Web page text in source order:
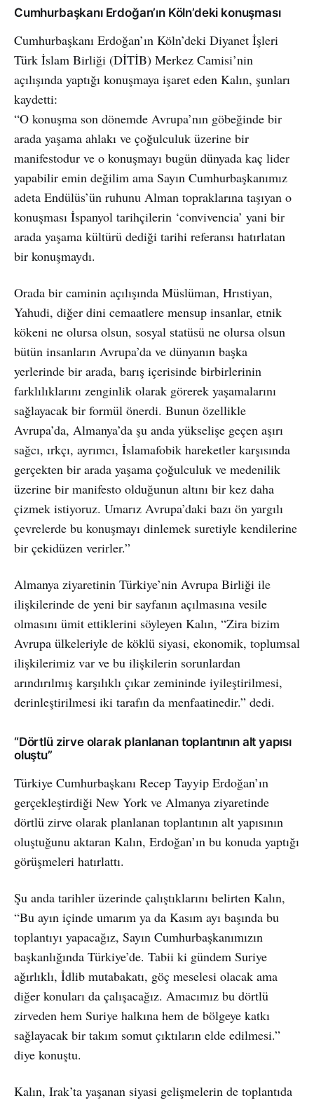
Cumhurbaşkanı Erdoğan’ın Köln’deki konuşması
Cumhurbaşkanı Erdoğan’ın Köln’deki Diyanet İşleri
Türk İslam Birliği (DİTİB) Merkez Camisi’nin
açılışında yaptığı konuşmaya işaret eden Kalın, şunları
kaydetti:
“O konuşma son dönemde Avrupa’nın göbeğinde bir
arada yaşama ahlakı ve çoğulculuk üzerine bir
manifestodur ve o konuşmayı bugün dünyada kaç lider
yapabilir emin değilim ama Sayın Cumhurbaşkanımız
adeta Endülüs’ün ruhunu Alman topraklarına taşıyan o
konuşması İspanyol tarihçilerin ‘convivencia’ yani bir
arada yaşama kültürü dediği tarihi referansı hatırlatan
bir konuşmaydı.
Orada bir caminin açılışında Müslüman, Hrıstiyan,
Yahudi, diğer dini cemaatlere mensup insanlar, etnik
kökeni ne olursa olsun, sosyal statüsü ne olursa olsun
bütün insanların Avrupa’da ve dünyanın başka
yerlerinde bir arada, barış içerisinde birbirlerinin
farklılıklarını zenginlik olarak görerek yaşamalarını
sağlayacak bir formül önerdi. Bunun özellikle
Avrupa’da, Almanya’da şu anda yükselişe geçen aşırı
sağcı, ırkçı, ayrımcı, İslamafobik hareketler karşısında
gerçekten bir arada yaşama çoğulculuk ve medenilik
üzerine bir manifesto olduğunun altını bir kez daha
çizmek istiyoruz. Umarız Avrupa’daki bazı ön yargılı
çevrelerde bu konuşmayı dinlemek suretiyle kendilerine
bir çekidüzen verirler.”
Almanya ziyaretinin Türkiye’nin Avrupa Birliği ile
ilişkilerinde de yeni bir sayfanın açılmasına vesile
olmasını ümit ettiklerini söyleyen Kalın, “Zira bizim
Avrupa ülkeleriyle de köklü siyasi, ekonomik, toplumsal
ilişkilerimiz var ve bu ilişkilerin sorunlardan
arındırılmış karşılıklı çıkar zemininde iyileştirilmesi,
derinleştirilmesi iki tarafın da menfaatinedir.” dedi.
“Dörtlü zirve olarak planlanan toplantının alt yapısı
oluştu”
Türkiye Cumhurbaşkanı Recep Tayyip Erdoğan’ın
gerçekleştirdiği New York ve Almanya ziyaretinde
dörtlü zirve olarak planlanan toplantının alt yapısının
oluştuğunu aktaran Kalın, Erdoğan’ın bu konuda yaptığı
görüşmeleri hatırlattı.
Şu anda tarihler üzerinde çalıştıklarını belirten Kalın,
“Bu ayın içinde umarım ya da Kasım ayı başında bu
toplantıyı yapacağız, Sayın Cumhurbaşkanımızın
başkanlığında Türkiye’de. Tabii ki gündem Suriye
ağırlıklı, İdlib mutabakatı, göç meselesi olacak ama
diğer konuları da çalışacağız. Amacımız bu dörtlü
zirveden hem Suriye halkına hem de bölgeye katkı
sağlayacak bir takım somut çıktıların elde edilmesi.”
diye konuştu.
Kalın, Irak’ta yaşanan siyasi gelişmelerin de toplantıda